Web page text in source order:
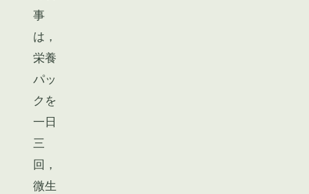
事
は，
栄養
パッ
クを
一日
三
回，
微生